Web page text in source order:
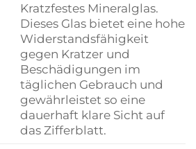
Kratzfestes Mineralglas.
Dieses Glas bietet eine hohe
Widerstandsfähigkeit
gegen Kratzer und
Beschädigungen im
täglichen Gebrauch und
gewährleistet so eine
dauerhaft klare Sicht auf
das Zifferblatt.